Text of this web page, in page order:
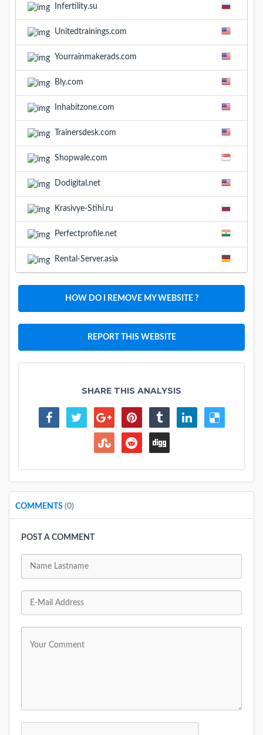
Infertility.su
Unitedtrainings.com
Yourrainmakerads.com
Bly.com
Inhabitzone.com
Trainersdesk.com
Shopwale.com
Dodigital.net
Krasivye-Stihi.ru
Perfectprofile.net
Rental-Server.asia
HOW DO I REMOVE MY WEBSITE ?
REPORT THIS WEBSITE
SHARE THIS ANALYSIS
COMMENTS (0)
POST A COMMENT